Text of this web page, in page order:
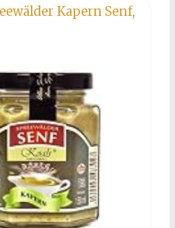
Kapern Senf,